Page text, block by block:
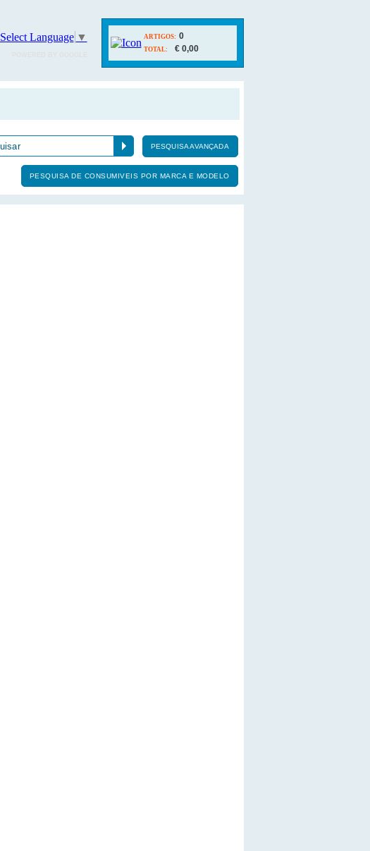
Select Language ▼ ARTIGOS: 0
TOTAL: € 0,00
PESQUISA AVANÇADA
PESQUISA DE CONSUMIVEIS POR MARCA E MODELO